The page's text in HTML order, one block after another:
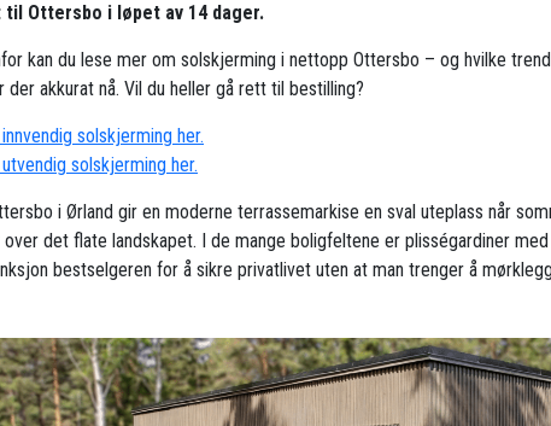
til Ottersbo i løpet av 14 dager.
kan du lese mer om solskjerming i nettopp Ottersbo – og hvilke
der akkurat nå. Vil du heller gå rett til bestilling?
solskjerming her.
solskjerming her.
i Ørland gir en moderne terrassemarkise en sval uteplass når
det flate landskapet. I de mange boligfeltene er plisségardiner
bestselgeren for å sikre privatlivet uten at man trenger å